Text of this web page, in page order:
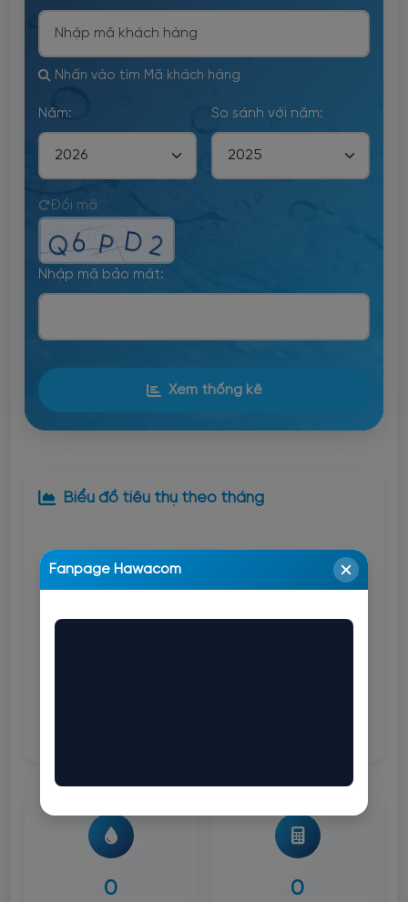
Kiểm tra, kiểm định đồng hồ đo nước
Đóng góp ý kiến
Nhấn vào tìm Mã khách hàng
Năm: So sánh với năm:
Đổi mã
Nhập mã bảo mật:
Xem thống kê
Biểu đồ tiêu thụ theo tháng
0 0
Fanpage Hawacom